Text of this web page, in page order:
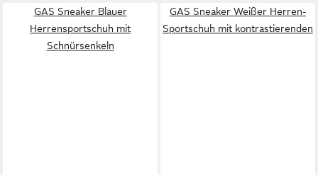
GAS Sneaker Blauer
Herrensportschuh mit
Schnürsenkeln
GAS Sneaker Weißer Herren-
Sportschuh mit kontrastierenden